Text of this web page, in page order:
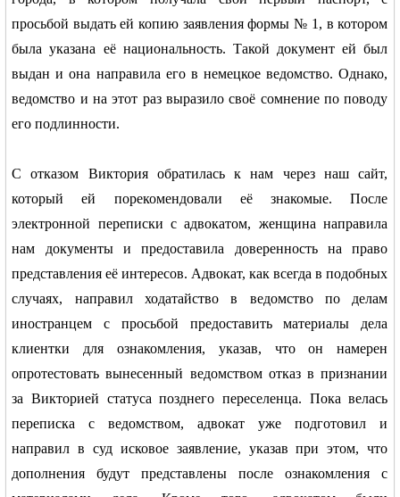
просьбой выдать ей копию заявления формы № 1, в котором
была указана её национальность. Такой документ ей был
выдан и она направила его в немецкое ведомство. Однако,
ведомство и на этот раз выразило своё сомнение по поводу
его подлинности.
С отказом Виктория обратилась к нам через наш сайт,
который ей порекомендовали её знакомые. После
электронной переписки с адвокатом, женщина направила
нам документы и предоставила доверенность на право
представления её интересов. Адвокат, как всегда в подобных
случаях, направил ходатайство в ведомство по делам
иностранцем с просьбой предоставить материалы дела
клиентки для ознакомления, указав, что он намерен
опротестовать вынесенный ведомством отказ в признании
за Викторией статуса позднего переселенца. Пока велась
переписка с ведомством, адвокат уже подготовил и
направил в суд исковое заявление, указав при этом, что
дополнения будут представлены после ознакомления с